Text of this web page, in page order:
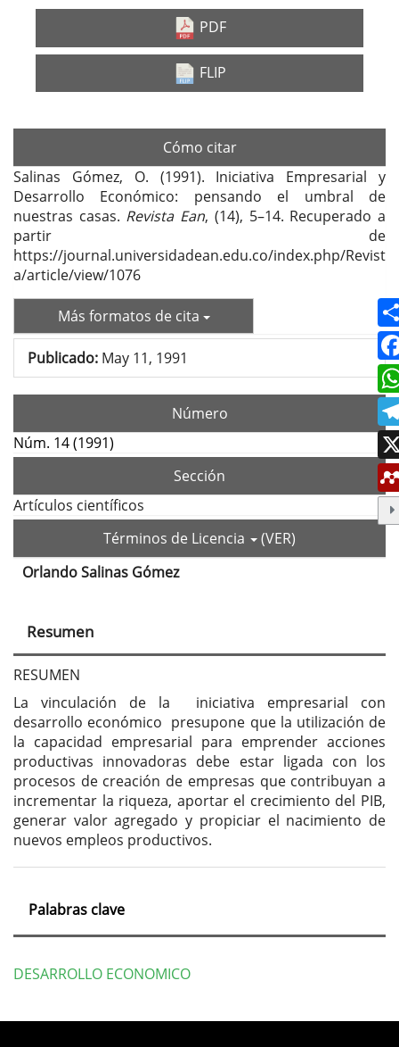
PDF
FLIP
Cómo citar
Salinas Gómez, O. (1991). Iniciativa Empresarial y
Desarrollo Económico: pensando el umbral de
nuestras casas. Revista Ean, (14), 5–14. Recuperado a
partir de
https://journal.universidadean.edu.co/index.php/Revist
a/article/view/1076
Más formatos de cita
Publicado: May 11, 1991
Número
Núm. 14 (1991)
Sección
Artículos científicos
Términos de Licencia
(VER)
Contenido
principal
del
artículo
Orlando Salinas Gómez
Resumen
RESUMEN
La vinculación de la iniciativa empresarial con
desarrollo económico presupone que la utilización de
la capacidad empresarial para emprender acciones
productivas innovadoras debe estar ligada con los
procesos de creación de empresas que contribuyan a
incrementar la riqueza, aportar el crecimiento del PIB,
generar valor agregado y propiciar el nacimiento de
nuevos empleos productivos.
Palabras clave
DESARROLLO ECONOMICO
Detalles